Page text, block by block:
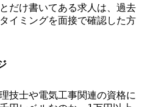
とだけ書いてある求人は、過去
イミングを面接で確認した方
技士や電気工事関連の資格に